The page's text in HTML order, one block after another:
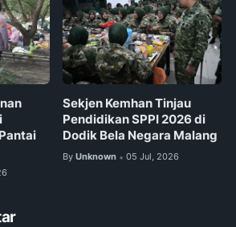
Sekjen Kemhan Tinjau
Pendidikan SPPI 2026 di
Dodik Bela Negara Malang
By Unknown • 05 Jul, 2026